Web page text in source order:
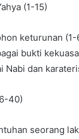
(1-15)
keturunan (1-
bukti
Nabi dan
40)
seorang